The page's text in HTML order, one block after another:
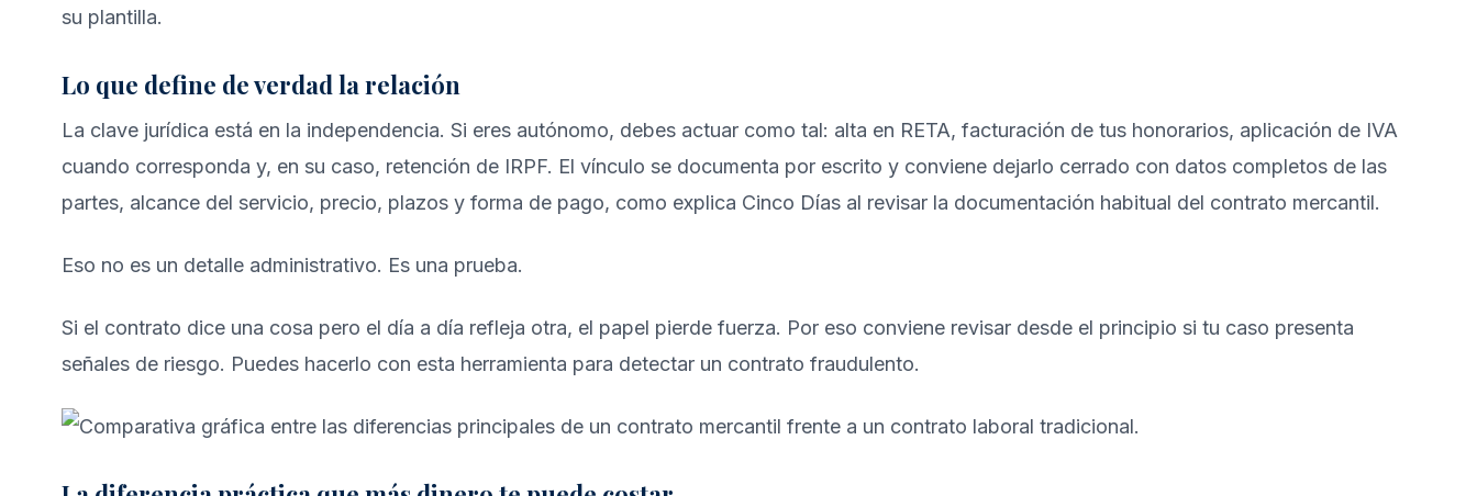
su plantilla.
Lo que define de verdad la relación
La clave jurídica está en la independencia. Si eres autónomo, debes actuar como tal: alta en RETA, facturación de tus honorarios, aplicación de IVA
cuando corresponda y, en su caso, retención de IRPF. El vínculo se documenta por escrito y conviene dejarlo cerrado con datos completos de las
partes, alcance del servicio, precio, plazos y forma de pago, como explica Cinco Días al revisar la documentación habitual del contrato mercantil.
Eso no es un detalle administrativo. Es una prueba.
Si el contrato dice una cosa pero el día a día refleja otra, el papel pierde fuerza. Por eso conviene revisar desde el principio si tu caso presenta
señales de riesgo. Puedes hacerlo con esta herramienta para detectar un contrato fraudulento.